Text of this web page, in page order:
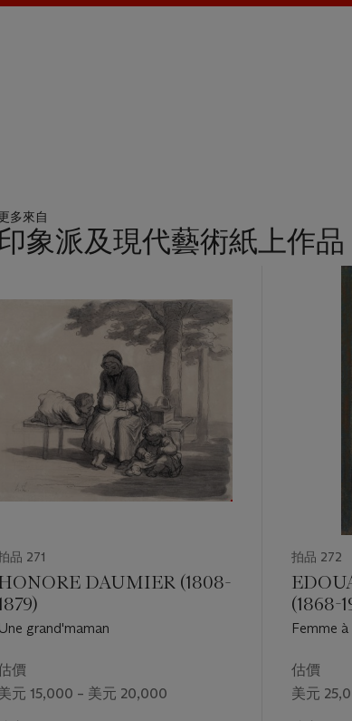
多來自
印象派及現代藝術紙上作品
品 271
DAUMIER (1808-
Une grand'maman
價
元 15,000 – 美元 20,000
拍品 272
(1868-
Femme
估價
美元